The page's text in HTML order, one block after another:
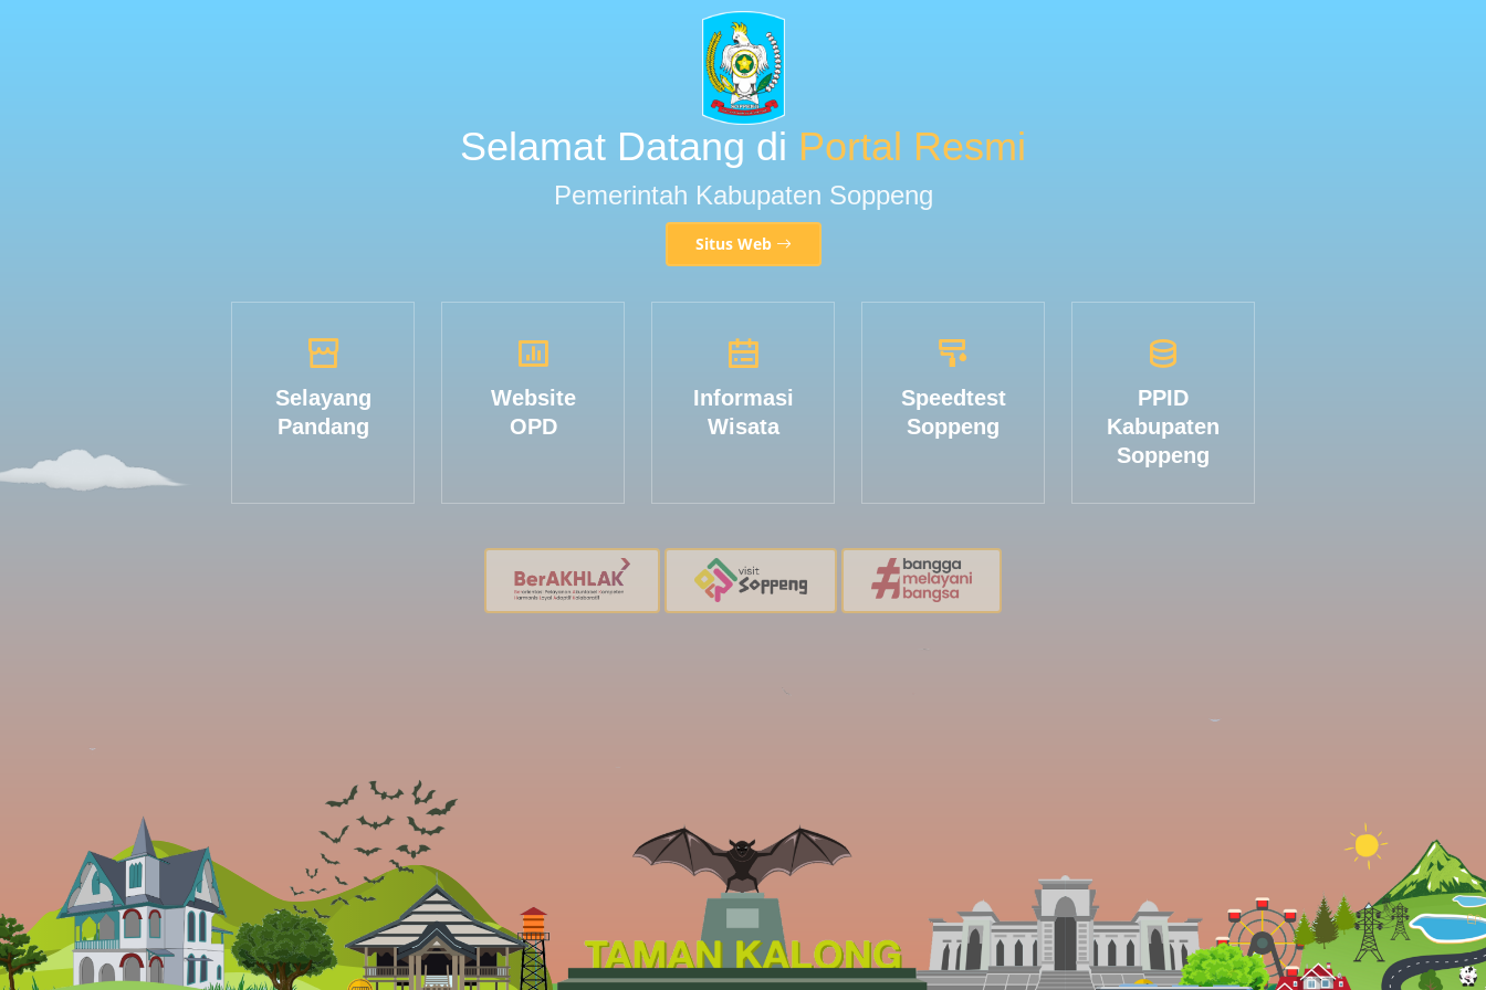
Selamat Datang di Portal Resmi
Pemerintah Kabupaten Soppeng
Situs Web
Selayang
Pandang
Website
OPD
Informasi
Wisata
Speedtest
Soppeng
PPID
Kabupaten
Soppeng